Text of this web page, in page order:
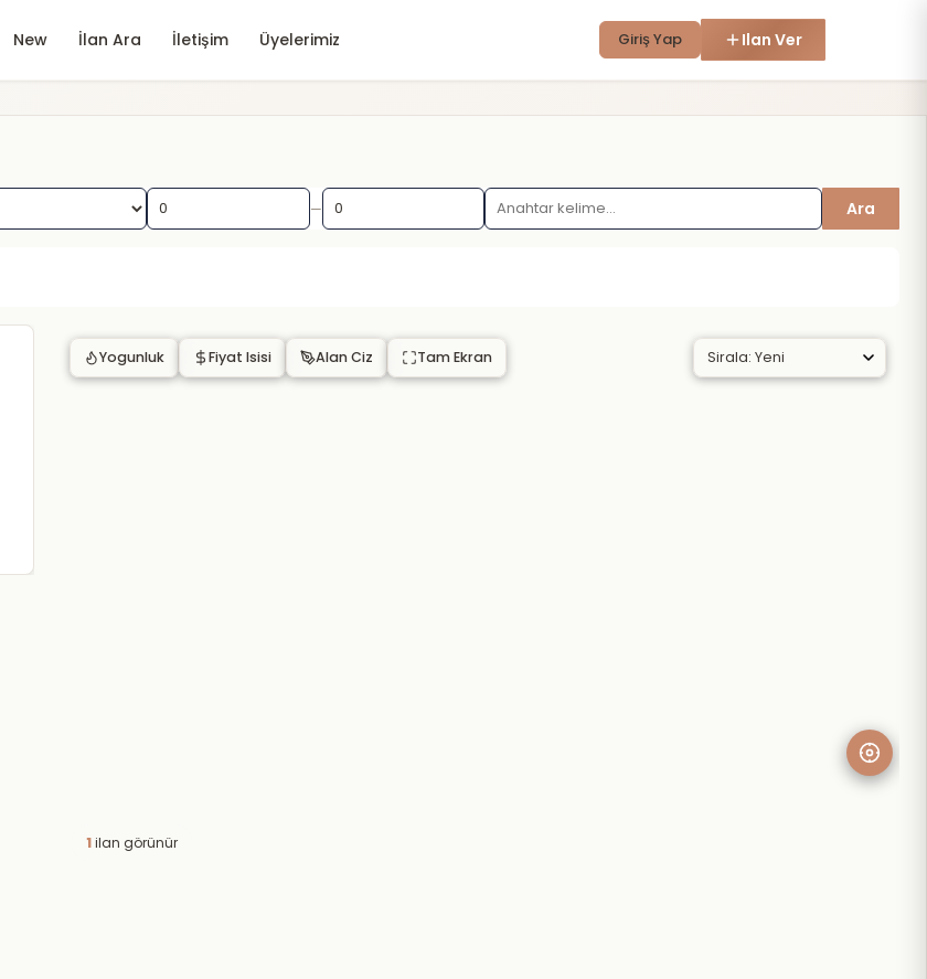
New İlan Ara İletişim Üyelerimiz Giriş Yap Ilan Ver
— Ara
1ilan görünür
Yogunluk Fiyat Isisi Alan Ciz Tam Ekran